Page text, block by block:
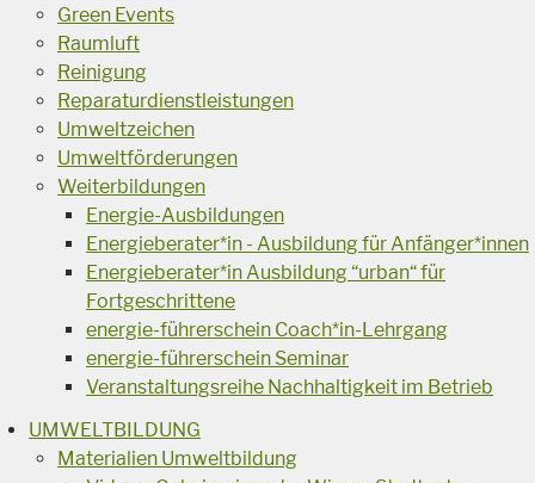
Green Events
Raumluft
Reinigung
Reparaturdienstleistungen
Umweltzeichen
Umweltförderungen
Weiterbildungen
Energie-Ausbildungen
Energieberater*in - Ausbildung für Anfänger*innen
Energieberater*in Ausbildung “urban“ für
Fortgeschrittene
energie-führerschein Coach*in-Lehrgang
energie-führerschein Seminar
Veranstaltungsreihe Nachhaltigkeit im Betrieb
UMWELTBILDUNG
Materialien Umweltbildung